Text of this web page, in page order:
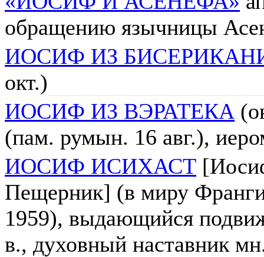
обращению язычницы
ИОСИФ ИЗ
окт.)
ИОСИФ ИЗ ВЭРАТЕКА
(пам. румын. 16 авг.),
ИОСИФ ИСИХАСТ
Пещерник] (в миру
1959), выдающийся
в., духовный наставник